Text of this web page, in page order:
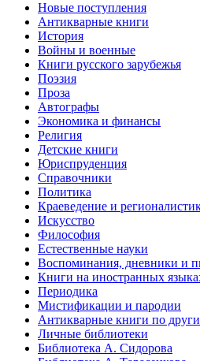
Новые поступления
Антикварные книги
История
Войны и военные
Книги русского зарубежья
Поэзия
Проза
Автографы
Экономика и финансы
Религия
Детские книги
Юриспруденция
Справочники
Политика
Краеведение и
Искусство
Философия
Естественные науки
Воспоминания, дневники и
Книги на иностранных
Периодика
Мистификации и пародии
Антикварные книги по
Личные библиотеки
Библиотека А. Сидорова